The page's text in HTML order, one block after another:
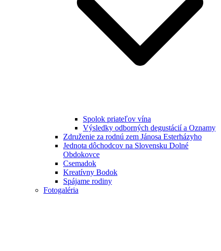
Spolok priateľov vína
Výsledky odborných degustácií a Oznamy
Združenie za rodnú zem Jánosa Esterházyho
Jednota dôchodcov na Slovensku Dolné
Obdokovce
Csemadok
Kreatívny Bodok
Spájame rodiny
Fotogaléria